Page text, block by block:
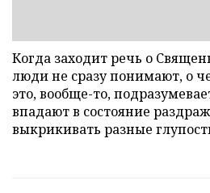
Когда заходит речь о
люди не сразу понимают, о
это, вообще-то,
впадают в состояние
выкрикивать разные